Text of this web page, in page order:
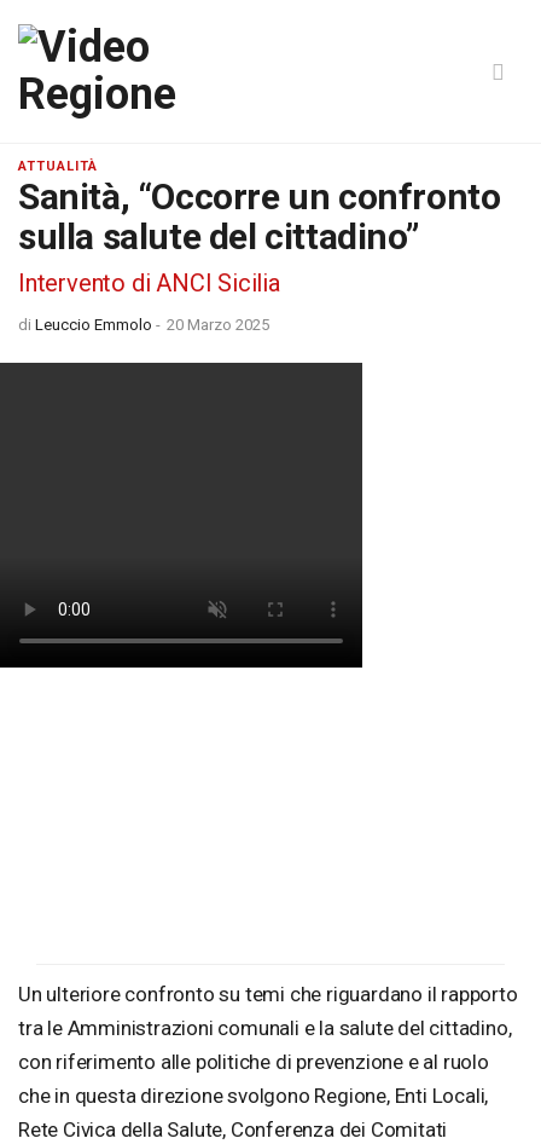
ATTUALITÀ
Sanità, “Occorre un confronto
sulla salute del cittadino”
Intervento di ANCI Sicilia
di Leuccio Emmolo - 20 Marzo 2025
Un ulteriore confronto su temi che riguardano il rapporto
tra le Amministrazioni comunali e la salute del cittadino,
con riferimento alle politiche di prevenzione e al ruolo
che in questa direzione svolgono Regione, Enti Locali,
Rete Civica della Salute, Conferenza dei Comitati